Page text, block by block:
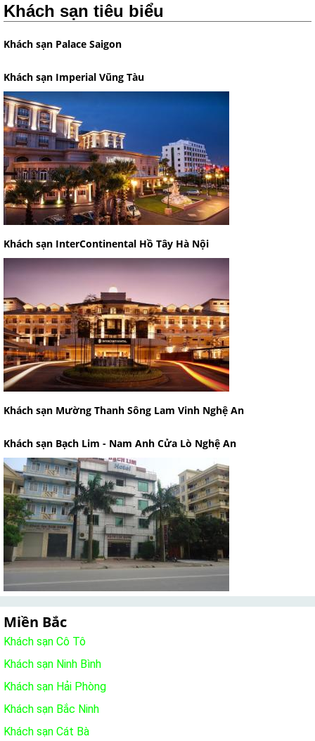
Khách sạn tiêu biểu
Khách sạn Palace Saigon
Khách sạn Imperial Vũng Tàu
Khách sạn InterContinental Hồ Tây Hà Nội
Khách sạn Mường Thanh Sông Lam Vinh Nghệ An
Khách sạn Bạch Lim - Nam Anh Cửa Lò Nghệ An
Miền Bắc
Khách sạn Cô Tô
Khách sạn Ninh Bình
Khách sạn Hải Phòng
Khách sạn Bắc Ninh
Khách sạn Cát Bà